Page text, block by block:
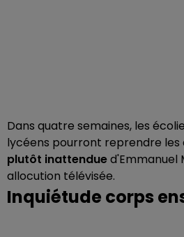
Dans quatre semaines, les
lycéens pourront reprendre les
plutôt inattendued'Emmanuel
allocution télévisée.
Inquiétude corps